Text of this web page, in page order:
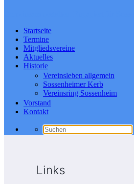
Startseite
Termine
Mitgliedsvereine
Aktuelles
Historie
Vereinsleben allgemein
Sossenheimer Kerb
Vereinsring Sossenheim
Vorstand
Kontakt
Links